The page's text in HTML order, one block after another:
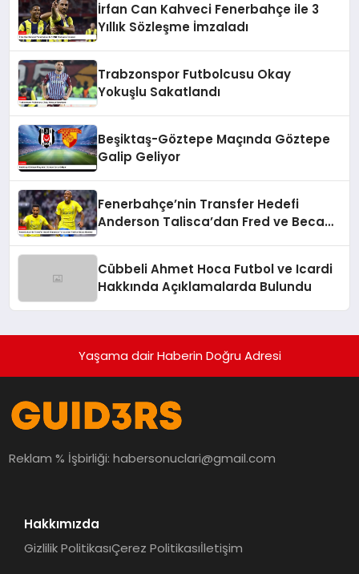
İrfan Can Kahveci Fenerbahçe ile 3
Yıllık Sözleşme İmzaladı
Trabzonspor Futbolcusu Okay
Yokuşlu Sakatlandı
Beşiktaş-Göztepe Maçında Göztepe
Galip Geliyor
Fenerbahçe’nin Transfer Hedefi
Anderson Talisca’dan Fred ve Becao
Cübbeli Ahmet Hoca Futbol ve Icardi
Hakkında Açıklamalarda Bulundu
Yaşama dair Haberin Doğru Adresi
Reklam % İşbirliği:habersonuclari@gmail.com
Hakkımızda
Gizlilik PolitikasıÇerez Politikasıİletişim